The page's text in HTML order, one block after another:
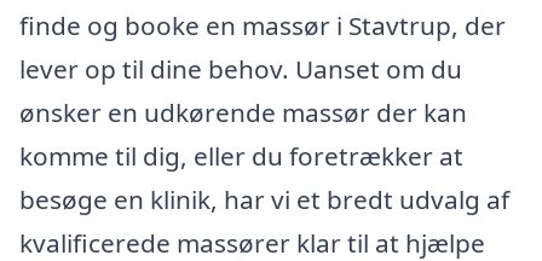
finde og booke en massør i Stavtrup, der
lever op til dine behov. Uanset om du
ønsker en udkørende massør der kan
komme til dig, eller du foretrækker at
besøge en klinik, har vi et bredt udvalg af
kvalificerede massører klar til at hjælpe